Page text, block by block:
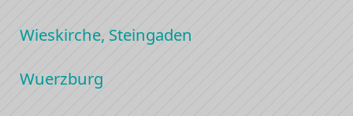
Wieskirche, Steingaden
Wuerzburg